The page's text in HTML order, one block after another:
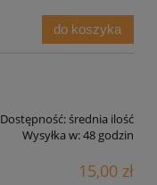
do koszyka
Dostępność:średnia ilość
Wysyłka w:48 godzin
15,00 zł